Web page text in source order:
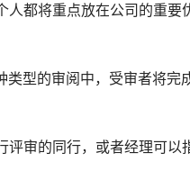
人都将重点放在公司的重要
型的审阅中，受审者将完
评审的同行，或者经理可以